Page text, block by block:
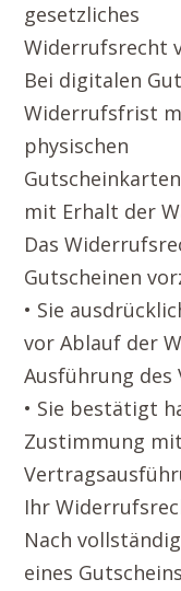
gesetzliches
Widerrufsrecht
Bei digitalen
Widerrufsfrist
physischen
mit Erhalt der
Das
Gutscheinen
• Sie
vor Ablauf der
Ausführung des
• Sie bestätigt
Zustimmung
Ihr
Nach
eines